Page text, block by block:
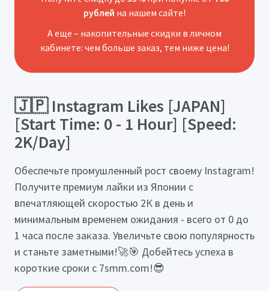
рублей на нашем сайте!
А еще – накопительные скидки в личном
кабинете: чем больше заказ, тем ниже цена!
🇯🇵 Instagram Likes [JAPAN]
[Start Time: 0 - 1 Hour] [Speed:
2K/Day]
Обеспечьте промушленный рост своему Instagram!
Получите премиум лайки из Японии с
впечатляющей скоростью 2К в день и
минимальным временем ожидания - всего от 0 до
1 часа после заказа. Увеличьте свою популярность
и станьте заметными!🚀🎯 Добейтесь успеха в
короткие сроки с 7smm.com!😎